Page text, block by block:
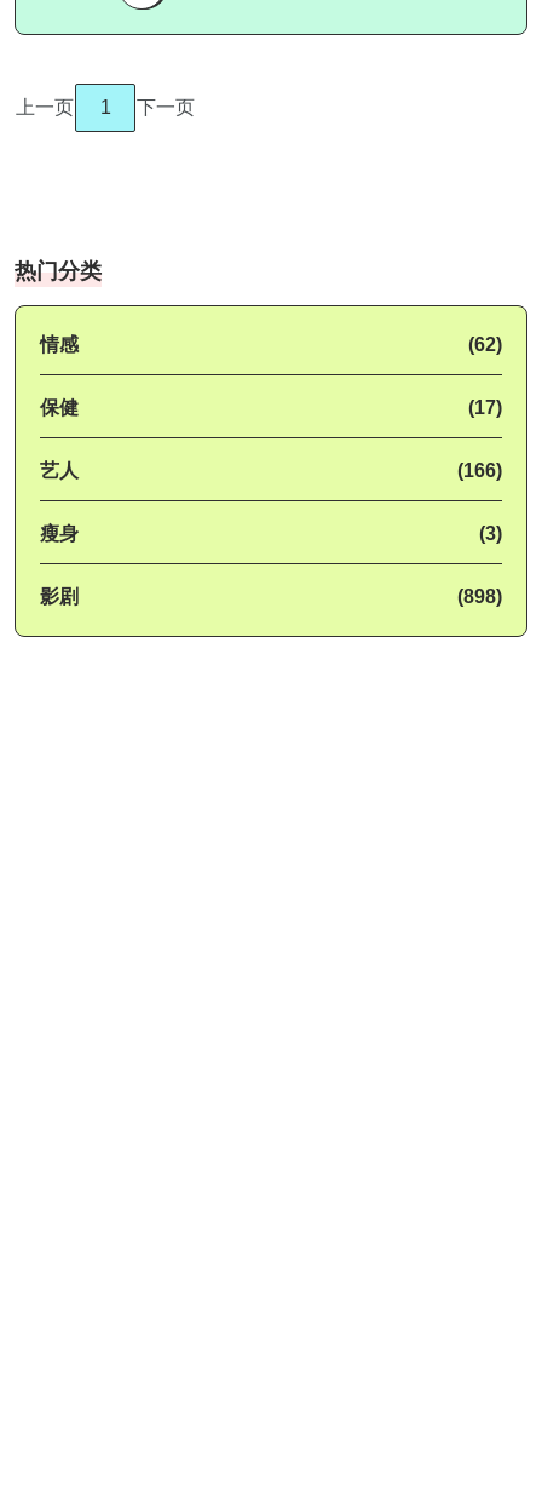
上一页 1 下一页
热门分类
情感 (62)
保健 (17)
艺人 (166)
瘦身 (3)
影剧 (898)